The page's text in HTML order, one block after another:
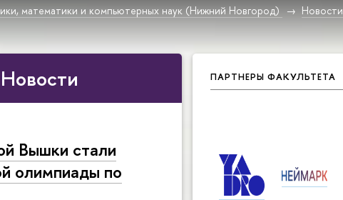
математики и компьютерных наук (Нижний Новгород)
Новости
ПАРТНЕРЫ ФАКУЛЬТЕТА
Вышки стали
олимпиады по